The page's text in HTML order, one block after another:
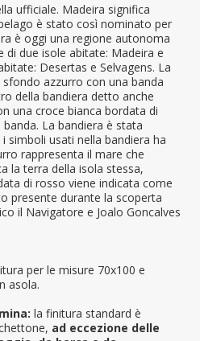
ufficiale. Madeira significa
è stato così nominato per
è oggi una regione autonoma
due isole abitate: Madeira e
Desertas e Selvagens. La
azzurro con una banda
della bandiera detto anche
una croce bianca bordata di
La bandiera è stata
simboli usati nella bandiera ha
rappresenta il mare che
la terra della isola stessa,
di rosso viene indicata come
presente durante la scoperta
il Navigatore e Joalo Goncalves
per le misure 70x100 e
asola.
la finitura standard è
ad eccezione delle